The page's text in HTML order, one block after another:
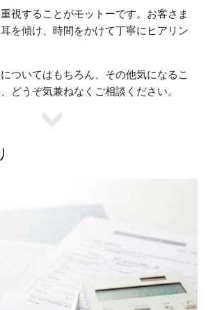
視することがモットーです。お客さま
を傾け、時間をかけて丁寧にヒアリン
ついてはもちろん、その他気になるこ
どうぞ気兼ねなくご相談ください。